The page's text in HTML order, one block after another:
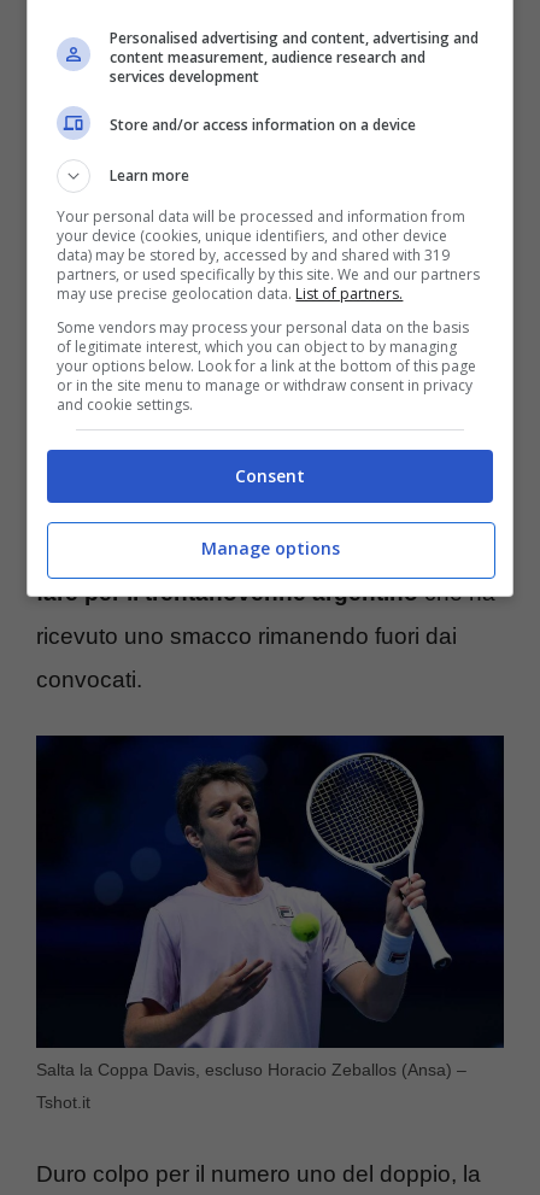
tennis.
Coppa Davis, lo hanno fatto
fuori: il numero uno non ci
sarà
Se gli amanti di questo sport hanno potuto
tirare un sospiro di sollievo per il ritorno di
Jannik Sinner, dapprima alle prese con una
brutta tonsillite, hanno però mandato già un
boccone amaro quando hanno saputo
dell’assenza di Horacio Zeballos.
fare per il trentanovenne argentinoche ha
ricevuto uno smacco rimanendo fuori dai
convocati.
Salta la Coppa Davis, escluso Horacio Zeballos (Ansa) –
Tshot.it
Duro colpo per il numero uno del doppio, la
Personalised advertising and content, advertising and
content measurement, audience research and
services development
Store and/or access information on a device
Learn more
Your personal data will be processed and information from
your device (cookies, unique identifiers, and other device
data) may be stored by, accessed by and shared with 319
partners, or used specifically by this site. We and our partners
may use precise geolocation data. List of partners.
Some vendors may process your personal data on the basis
of legitimate interest, which you can object to by managing
your options below. Look for a link at the bottom of this page
or in the site menu to manage or withdraw consent in privacy
and cookie settings.
Consent
Manage options